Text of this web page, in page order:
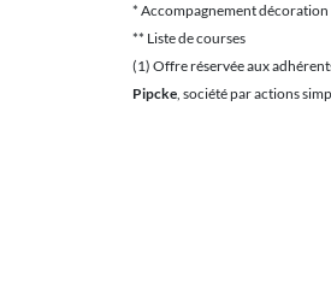
* Accompagnement décoration
** Liste de courses
(1) Offre réservée aux
Pipcke, société par actions